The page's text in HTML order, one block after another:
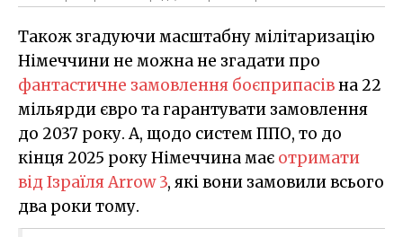
Також згадуючи масштабну мілітаризацію
Німеччини не можна не згадати про
фантастичне замовлення боєприпасівна 22
мільярди євро та гарантувати замовлення
до 2037 року. А, щодо систем ППО, то до
кінця 2025 року Німеччина має отримати
від Ізраїля Arrow 3, які вони замовили всього
два роки тому.